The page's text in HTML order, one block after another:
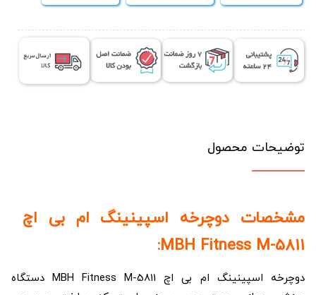
توضیحات محصول
مشخصات دوچرخه اسپینینگ ام بی اچ
MBH Fitness M-5811:
دوچرخه اسپینینگ ام بی اچ MBH Fitness M-5811 دستگاه